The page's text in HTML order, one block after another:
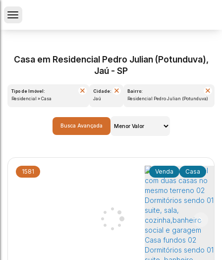
Casa em Residencial Pedro Julian (Potunduva),
Jaú - SP
Tipo de Imóvel:
Residencial » Casa
Cidade:
Jaú
Bairro:
Residencial Pedro Julian (Potunduva)
Busca Avançada
1581 Casa